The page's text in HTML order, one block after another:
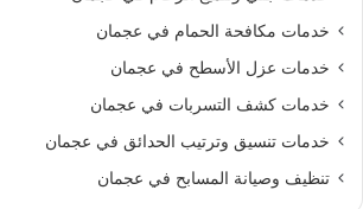
خدمات مكافحة الحمام في عجمان
خدمات عزل الأسطح في عجمان
خدمات كشف التسربات في عجمان
خدمات تنسيق وترتيب الحدائق في عجمان
تنظيف وصيانة المسابح في عجمان